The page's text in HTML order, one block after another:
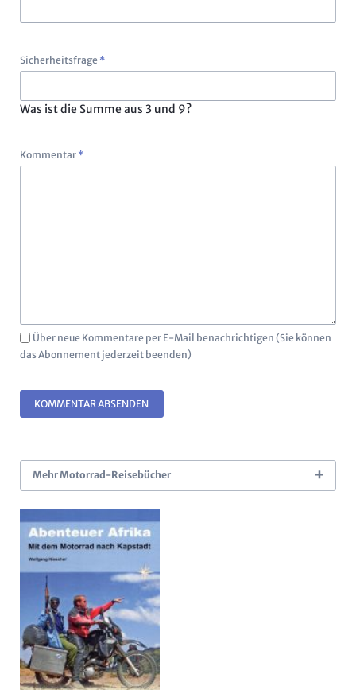
Pflichtfeld
Sicherheitsfrage *
Was ist die Summe aus 3 und 9?
Pflichtfeld
Kommentar *
Über neue Kommentare per E-Mail benachrichtigen (Sie können
das Abonnement jederzeit beenden)
KOMMENTAR ABSENDEN
Mehr Motorrad-Reisebücher